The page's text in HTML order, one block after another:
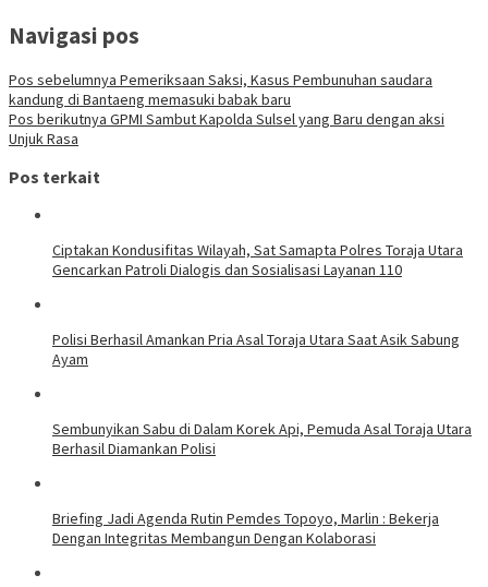
Navigasi pos
Pos sebelumnya Pemeriksaan Saksi, Kasus Pembunuhan saudara
kandung di Bantaeng memasuki babak baru
Pos berikutnya GPMI Sambut Kapolda Sulsel yang Baru dengan aksi
Unjuk Rasa
Pos terkait
Ciptakan Kondusifitas Wilayah, Sat Samapta Polres Toraja Utara
Gencarkan Patroli Dialogis dan Sosialisasi Layanan 110
Polisi Berhasil Amankan Pria Asal Toraja Utara Saat Asik Sabung
Ayam
Sembunyikan Sabu di Dalam Korek Api, Pemuda Asal Toraja Utara
Berhasil Diamankan Polisi
Briefing Jadi Agenda Rutin Pemdes Topoyo, Marlin : Bekerja
Dengan Integritas Membangun Dengan Kolaborasi